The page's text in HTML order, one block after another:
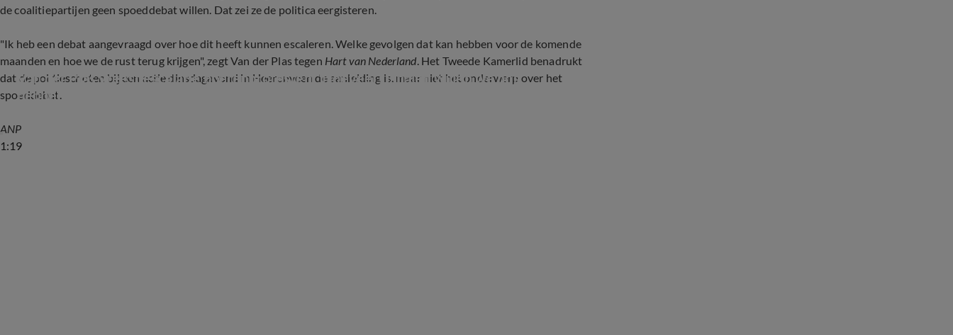
de coalitiepartijen geen spoeddebat willen. Dat zei ze de politica eergisteren.
"Ik heb een debat aangevraagd over hoe dit heeft kunnen escaleren. Welke gevolgen dat kan hebben voor de komende
maanden en hoe we de rust terug krijgen", zegt Van der Plas tegen Hart van Nederland. Het Tweede Kamerlid benadrukt
dat de politieschoten bij een actie dinsdagavond in Heerenveen de aanleiding is, maar niet het onderwerp over het
spoeddebat.
1:19
Van der Plas vreest escalatie boerenprotesten: 'Hoeveel signalen willen we nog
hebben?'
ANP